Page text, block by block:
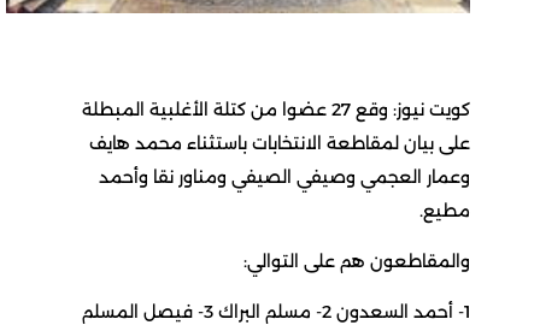
كويت نيوز: وقع 27 عضوا من كتلة الأغلبية المبطلة
على بيان لمقاطعة الانتخابات باستثناء محمد هايف
وعمار العجمي وصيفي الصيفي ومناور نقا وأحمد
مطيع.
والمقاطعون هم على التوالي:
1- أحمد السعدون 2- مسلم البراك 3- فيصل المسلم